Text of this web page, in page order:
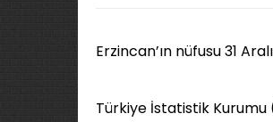
Erzincan’ın nüfusu 31
Türkiye İstatistik Kurumu